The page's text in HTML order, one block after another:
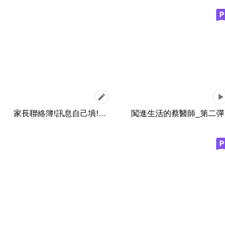
闖進生活的蔡醫師_第二彈